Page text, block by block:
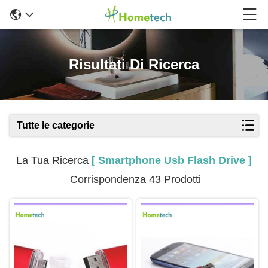
Risultati Di Ricerca
Tutte le categorie
La Tua Ricerca [ Smartphone Usb Flash Drive ]
Corrispondenza 43 Prodotti